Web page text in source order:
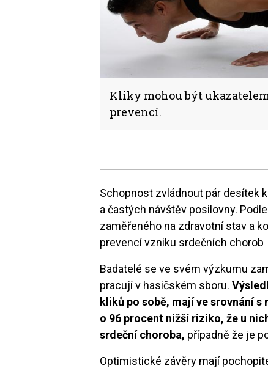
Kliky mohou být
prevencí.
Schopnost zvládnout pár desítek
a častých návštěv posilovny.
zaměřeného na zdravotní stav a
prevencí vzniku srdečních chorob
Badatelé se ve svém výzkumu
pracují v hasičském sboru.
kliků po sobě, mají ve srovnání
o 96 procent nižší riziko, že u
srdeční choroba, případně že je
Optimistické závěry mají